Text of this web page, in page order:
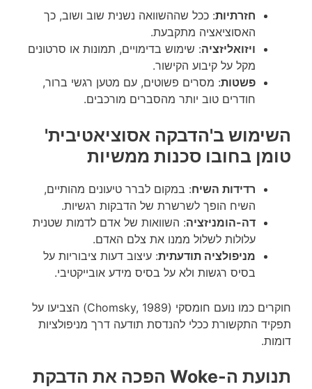
חזרתיות: ככל שההשוואה נשנית שוב ושוב, כך
האסוציאציה מתקבעת.
ויזואליזציה: שימוש בדימויים, תמונות או סרטונים
מקל על קיבוע הקישור.
פשטות: מסרים פשוטים, עם מטען רגשי ברור,
חודרים טוב יותר מהסברים מורכבים.
השימוש ב'הדבקה אסוציאטיבית'
טומן בחובו סכנות ממשיות
רדידות השיח: במקום לברר טיעונים מהותיים,
השיח הופך לשרשרת של הדבקות רגשיות.
דה-הומניזציה: השוואות של אדם לדמות שטנית
עלולות לשלול ממנו את צלם האדם.
מניפולציה תודעתית: עיצוב דעות ציבוריות על
בסיס רגשות ולא על בסיס מידע אובייקטיבי.
חוקרים כמו נועם חומסקי (Chomsky, 1989) הצביעו על
תפקיד התקשורת ככלי להנדסת תודעה דרך מניפולציות
דומות.
תנועת ה-Woke הפכה את הדבקת